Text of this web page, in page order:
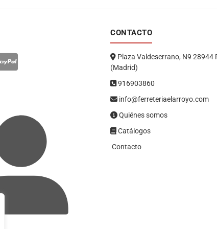
CONTACTO
Plaza Valdeserrano, N9 28944
(Madrid)
916903860
info@ferreteriaelarroyo.com
Quiénes somos
Catálogos
Contacto